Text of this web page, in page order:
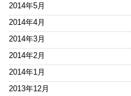
2014年5月
2014年4月
2014年3月
2014年2月
2014年1月
2013年12月